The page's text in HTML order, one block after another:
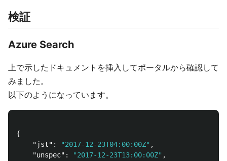
検証
Azure Search
上で示したドキュメントを挿入してポータルから確認して
みました。
以下のようになっています。
{
"jst" : "2017-12-23T04:00:00Z" ,
"unspec" : "2017-12-23T13:00:00Z" ,